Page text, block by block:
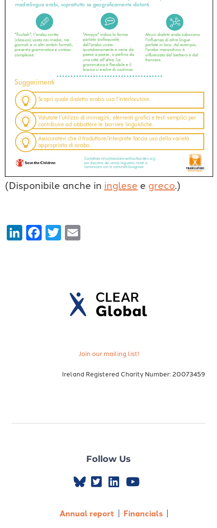
(Disponibile anche in inglese e greco.)
LinkedIn
Facebook
Twitter
Join our mailing list!
Ireland Registered Charity Number: 20073459
Follow Us
Annual report Financials